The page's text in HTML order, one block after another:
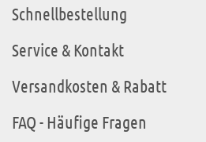
Schnellbestellung
Service & Kontakt
Versandkosten & Rabatt
FAQ - Häufige Fragen